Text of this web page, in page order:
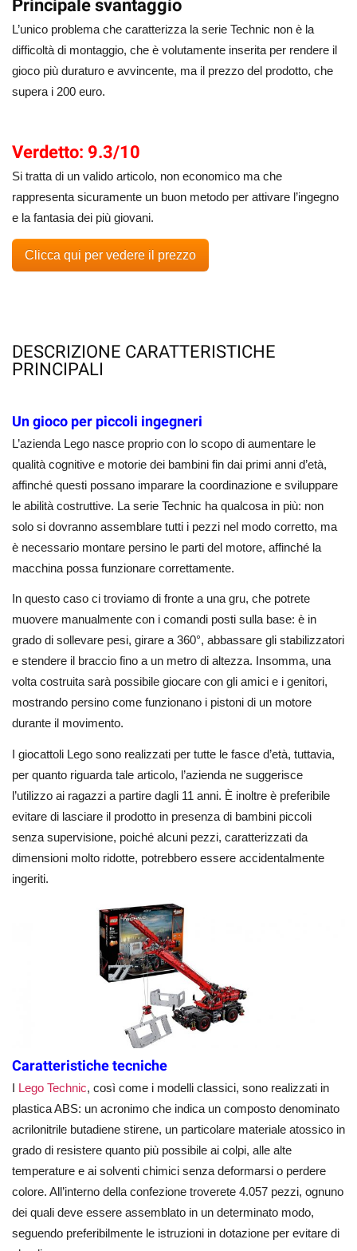
Principale svantaggio
L’unico problema che caratterizza la serie Technic non è la
difficoltà di montaggio, che è volutamente inserita per rendere il
gioco più duraturo e avvincente, ma il prezzo del prodotto, che
supera i 200 euro.
Verdetto: 9.3/10
Si tratta di un valido articolo, non economico ma che
rappresenta sicuramente un buon metodo per attivare l’ingegno
e la fantasia dei più giovani.
Clicca qui per vedere il prezzo
DESCRIZIONE CARATTERISTICHE
PRINCIPALI
Un gioco per piccoli ingegneri
L’azienda Lego nasce proprio con lo scopo di aumentare le
qualità cognitive e motorie dei bambini fin dai primi anni d’età,
affinché questi possano imparare la coordinazione e sviluppare
le abilità costruttive. La serie Technic ha qualcosa in più: non
solo si dovranno assemblare tutti i pezzi nel modo corretto, ma
è necessario montare persino le parti del motore, affinché la
macchina possa funzionare correttamente.
In questo caso ci troviamo di fronte a una gru, che potrete
muovere manualmente con i comandi posti sulla base: è in
grado di sollevare pesi, girare a 360°, abbassare gli stabilizzatori
e stendere il braccio fino a un metro di altezza. Insomma, una
volta costruita sarà possibile giocare con gli amici e i genitori,
mostrando persino come funzionano i pistoni di un motore
durante il movimento.
I giocattoli Lego sono realizzati per tutte le fasce d’età, tuttavia,
per quanto riguarda tale articolo, l’azienda ne suggerisce
l’utilizzo ai ragazzi a partire dagli 11 anni. È inoltre è preferibile
evitare di lasciare il prodotto in presenza di bambini piccoli
senza supervisione, poiché alcuni pezzi, caratterizzati da
dimensioni molto ridotte, potrebbero essere accidentalmente
ingeriti.
Caratteristiche tecniche
I Lego Technic, così come i modelli classici, sono realizzati in
plastica ABS: un acronimo che indica un composto denominato
acrilonitrile butadiene stirene, un particolare materiale atossico in
grado di resistere quanto più possibile ai colpi, alle alte
temperature e ai solventi chimici senza deformarsi o perdere
colore. All’interno della confezione troverete 4.057 pezzi, ognuno
dei quali deve essere assemblato in un determinato modo,
seguendo preferibilmente le istruzioni in dotazione per evitare di